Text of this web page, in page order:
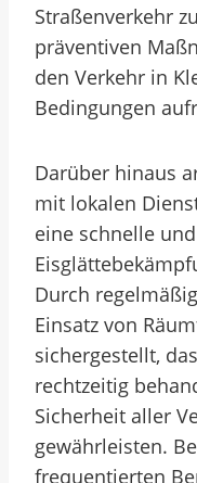
Straßenverkehr
präventiven
den Verkehr in
Bedingungen
Darüber hinaus
mit lokalen
eine schnelle
Durch
Einsatz von
sichergestellt,
rechtzeitig
Sicherheit aller
gewährleisten.
frequentierten